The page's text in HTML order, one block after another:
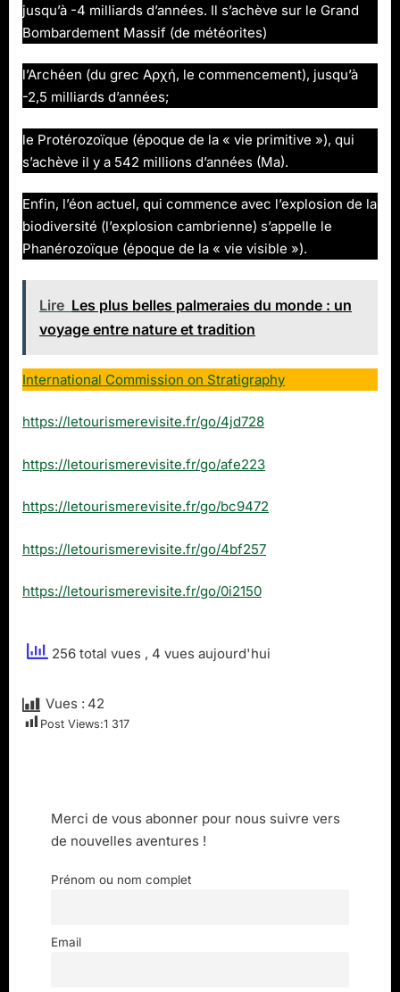
jusqu’à -4 milliards d’années. Il s’achève sur le Grand
Bombardement Massif (de météorites)
l’Archéen (du grec Αρχή, le commencement), jusqu’à
-2,5 milliards d’années;
le Protérozoïque (époque de la « vie primitive »), qui
s’achève il y a 542 millions d’années (Ma).
Enfin, l’éon actuel, qui commence avec l’explosion de la
biodiversité (l’explosion cambrienne) s’appelle le
Phanérozoïque (époque de la « vie visible »).
Lire Les plus belles palmeraies du monde : un
voyage entre nature et tradition
International Commission on Stratigraphy
https://letourismerevisite.fr/go/4jd728
https://letourismerevisite.fr/go/afe223
https://letourismerevisite.fr/go/bc9472
https://letourismerevisite.fr/go/4bf257
https://letourismerevisite.fr/go/0i2150
256 total vues , 4 vues aujourd'hui
Vues : 42
Post Views:1 317
Merci de vous abonner pour nous suivre vers
de nouvelles aventures !
Prénom ou nom complet
Email